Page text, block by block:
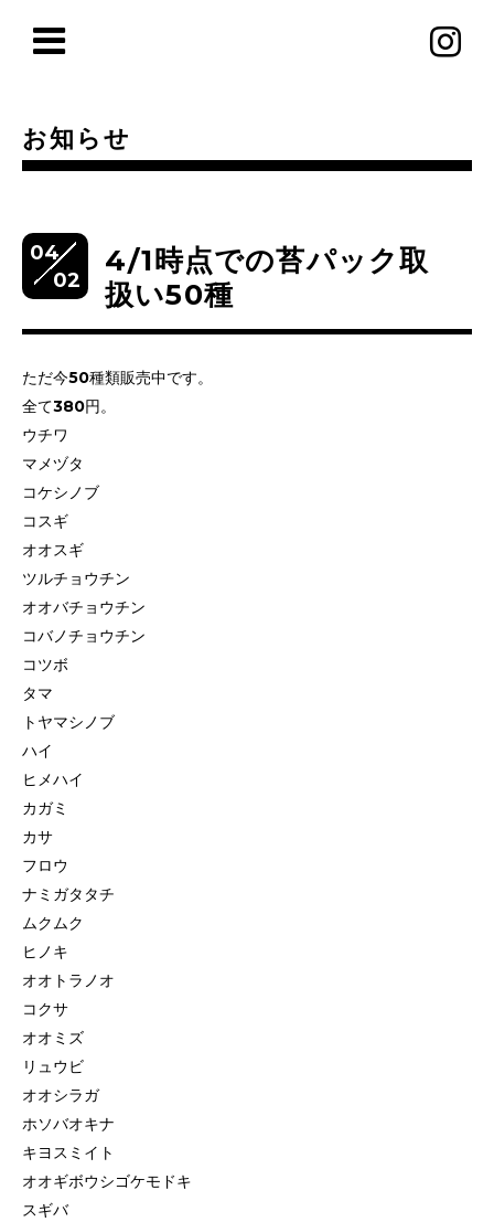
お知らせ
04
02
4/1時点での苔パック取
扱い50種
ただ今50種類販売中です。
全て380円。
ウチワ
マメヅタ
コケシノブ
コスギ
オオスギ
ツルチョウチン
オオバチョウチン
コバノチョウチン
コツボ
タマ
トヤマシノブ
ハイ
ヒメハイ
カガミ
カサ
フロウ
ナミガタタチ
ムクムク
ヒノキ
オオトラノオ
コクサ
オオミズ
リュウビ
オオシラガ
ホソバオキナ
キヨスミイト
オオギボウシゴケモドキ
スギバ